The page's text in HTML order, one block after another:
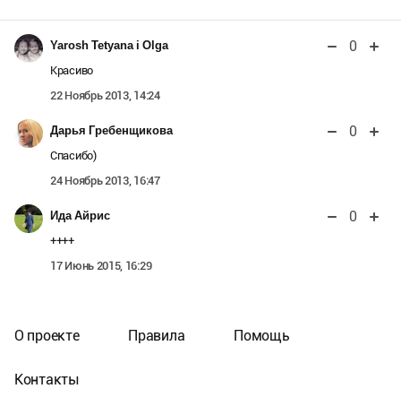
Yarosh Tetyana i Olga 0
Красиво
22 Ноябрь 2013, 14:24
Дарья Гребенщикова 0
Спасибо)
24 Ноябрь 2013, 16:47
Ида Айрис 0
++++
17 Июнь 2015, 16:29
О проекте Правила Помощь
Контакты